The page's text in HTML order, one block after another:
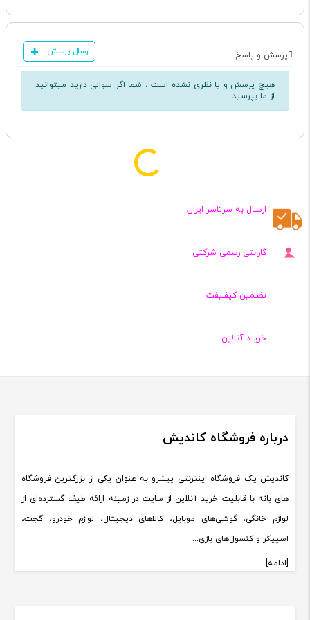
پرسش و پاسخ ارسال پرسش
هیچ پرسش و یا نظری نشده است ، شما اگر سوالی دارید میتوانید
از ما بپرسید..
ارسـال به سرتاسر ایران
گارانتی رسمی شرکتی
تضـمین کیفـیفت
خریــد آنلاین
درباره فروشگاه کاندیش
کاندیش یک فروشگاه اینترنتی پیشرو به عنوان یکی از بزرگترین فروشگاه
های بانه با قابلیت خرید آنلاین از سایت در زمینه ارائه طیف گسترده‌ای از
لوازم خانگی، گوشی‌های موبایل، کالاهای دیجیتال، لوازم خودرو، گجت،
اسپیکر و کنسول‌های بازی...
[ادامه]